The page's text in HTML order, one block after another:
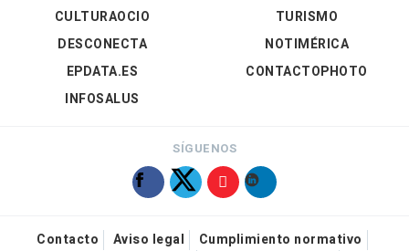
CULTURAOCIO
DESCONECTA
EPDATA.ES
INFOSALUS
TURISMO
NOTIMÉRICA
CONTACTOPHOTO
SÍGUENOS
Contacto Aviso legal
Cumplimiento normativo